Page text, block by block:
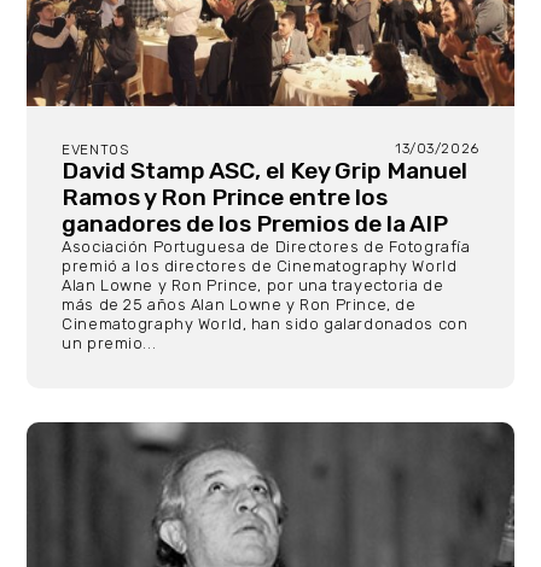
EVENTOS 13/03/2026
David Stamp ASC, el Key Grip Manuel
Ramos y Ron Prince entre los
ganadores de los Premios de la AIP
Asociación Portuguesa de Directores de Fotografía
premió a los directores de Cinematography World
Alan Lowne y Ron Prince, por una trayectoria de
más de 25 años Alan Lowne y Ron Prince, de
Cinematography World, han sido galardonados con
un premio...